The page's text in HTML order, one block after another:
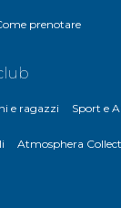
prenotare
e ragazzi Sport e
Atmosphera